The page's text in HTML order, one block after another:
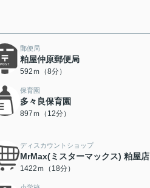
郵便局
粕屋仲原郵便局
592ｍ（8分）
保育園
多々良保育園
897ｍ（12分）
ディスカウントショップ
MrMax(ミスターマックス) 粕屋店
1422ｍ（18分）